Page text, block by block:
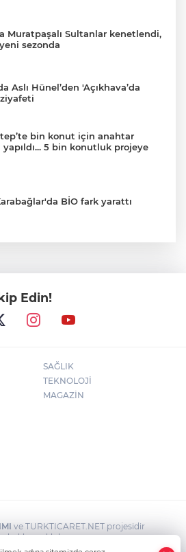
Muratpaşalı Sultanlar kenetlendi,
sezonda
Aslı Hünel’den 'Açıkhava’da
bin konut için anahtar
5 bin konutluk projeye
BİO fark yarattı
çocuklar hem öğreniyor
Edin!
SAĞLIK
TEKNOLOJİ
MAGAZİN
ve TURKTICARET.NET projesidir
saklıdır.